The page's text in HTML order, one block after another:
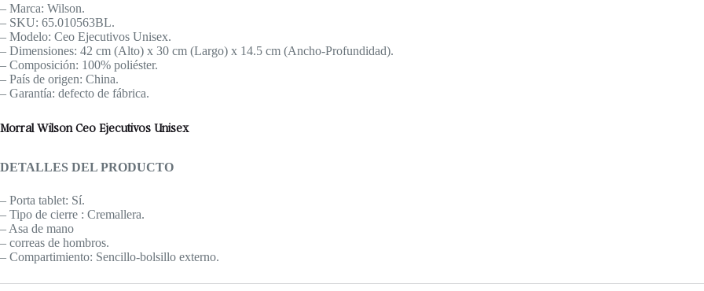
– Marca: Wilson.
– SKU: 65.010563BL.
– Modelo: Ceo Ejecutivos Unisex.
– Dimensiones: 42 cm (Alto) x 30 cm (Largo) x 14.5 cm (Ancho-Profundidad).
– Composición: 100% poliéster.
– País de origen: China.
– Garantía: defecto de fábrica.
Morral Wilson Ceo Ejecutivos Unisex
DETALLES DEL PRODUCTO
– Porta tablet: Sí.
– Tipo de cierre : Cremallera.
– Asa de mano
– correas de hombros.
– Compartimiento: Sencillo-bolsillo externo.